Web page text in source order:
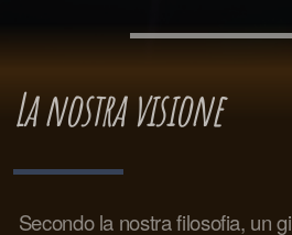
La nostra visione
Secondo la nostra filosofia, un